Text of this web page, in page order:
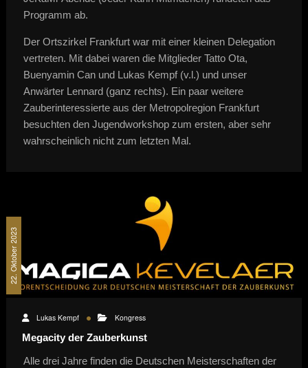
Programm ab.
Der Ortszirkel Frankfurt war mit einer kleinen Delegation
vertreten. Mit dabei waren die Mitglieder Tatto Ota,
Buenyamin Can und Lukas Kempf (v.l.) und unser
Anwärter Lennard (ganz rechts). Ein paar weitere
Zauberinteressierte aus der Metropolregion Frankfurt
besuchten den Jugendworkshop zum ersten, aber sehr
wahrscheinlich nicht zum letzten Mal.
22. Oktober 2023
Lukas Kempf Kongress
Megacity der Zauberkunst
Alle drei Jahre finden die Deutschen Meisterschaften der